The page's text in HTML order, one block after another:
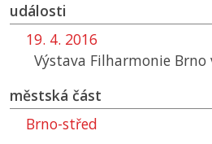
události
19. 4. 2016
Výstava Filharmonie Brno
městská část
Brno-střed